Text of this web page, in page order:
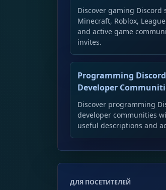
Discover gaming Discord
Minecraft, Roblox,
and active game
invites.
Programming
Developer
Discover programming
developer communities
useful descriptions and
ДЛЯ ПОСЕТИТЕЛЕЙ